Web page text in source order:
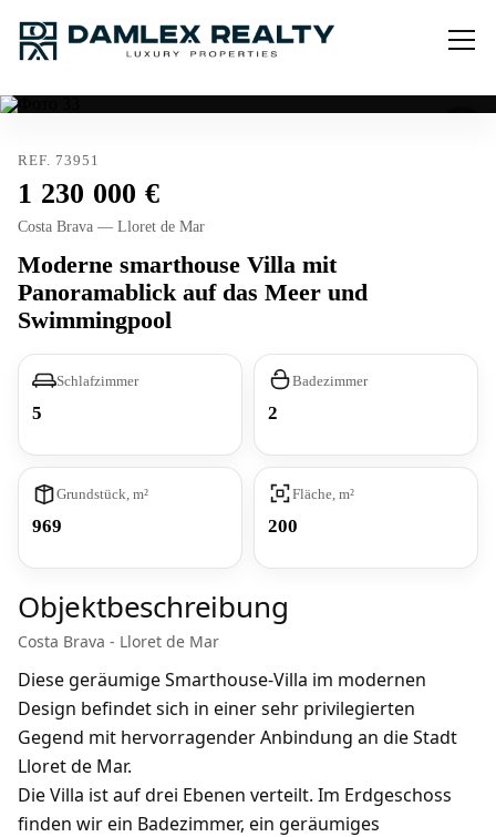
REF. 73951
1 230 000
Costa Brava — Lloret de Mar
Moderne smarthouse Villa mit
Panoramablick auf das Meer und
Swimmingpool
Schlafzimmer
5
Badezimmer
2
Grundstück, m²
969
Fläche, m²
200
Objektbeschreibung
Costa Brava - Lloret de Mar
Diese geräumige Smarthouse-Villa im modernen
Design befindet sich in einer sehr privilegierten
Gegend mit hervorragender Anbindung an die Stadt
Lloret de Mar.
Die Villa ist auf drei Ebenen verteilt. Im Erdgeschoss
finden wir ein Badezimmer, ein geräumiges